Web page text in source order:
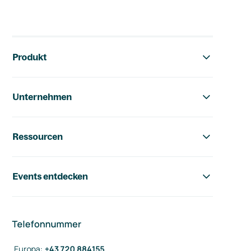
Produkt
Unternehmen
Ressourcen
Events entdecken
Telefonnummer